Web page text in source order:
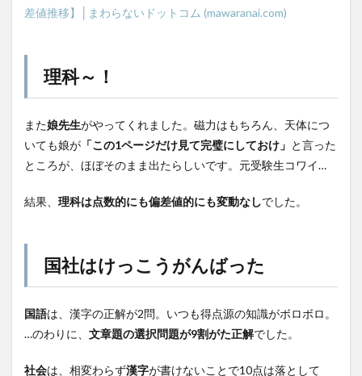
差値推移】│まわらないドットコム (mawaranai.com)
理科～！
また娘先生がやってくれました。磁力はもちろん、天体につ
いても娘が 「この1ページだけ見て完璧にしておけ」 と言った
ところが、ほぼそのまま出たらしいです。元受験生コワイ…
結果、 理科は点数的にも偏差値的にも変動なしでした。
国社はけっこうがんばった
国語は、漢字の正解が2問。いつも得点源の知識がボロボロ。
…のわりに、 文章題の選択問題が9割がた正解でした。
社会は、相変わらず漢字が書けないことで10点は落として